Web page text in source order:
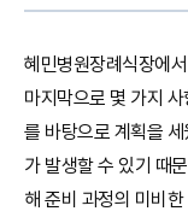
혜민병원장례식장에
마지막으로 몇 가지
를 바탕으로 계획을
가 발생할 수 있기 때
해 준비 과정의 미비